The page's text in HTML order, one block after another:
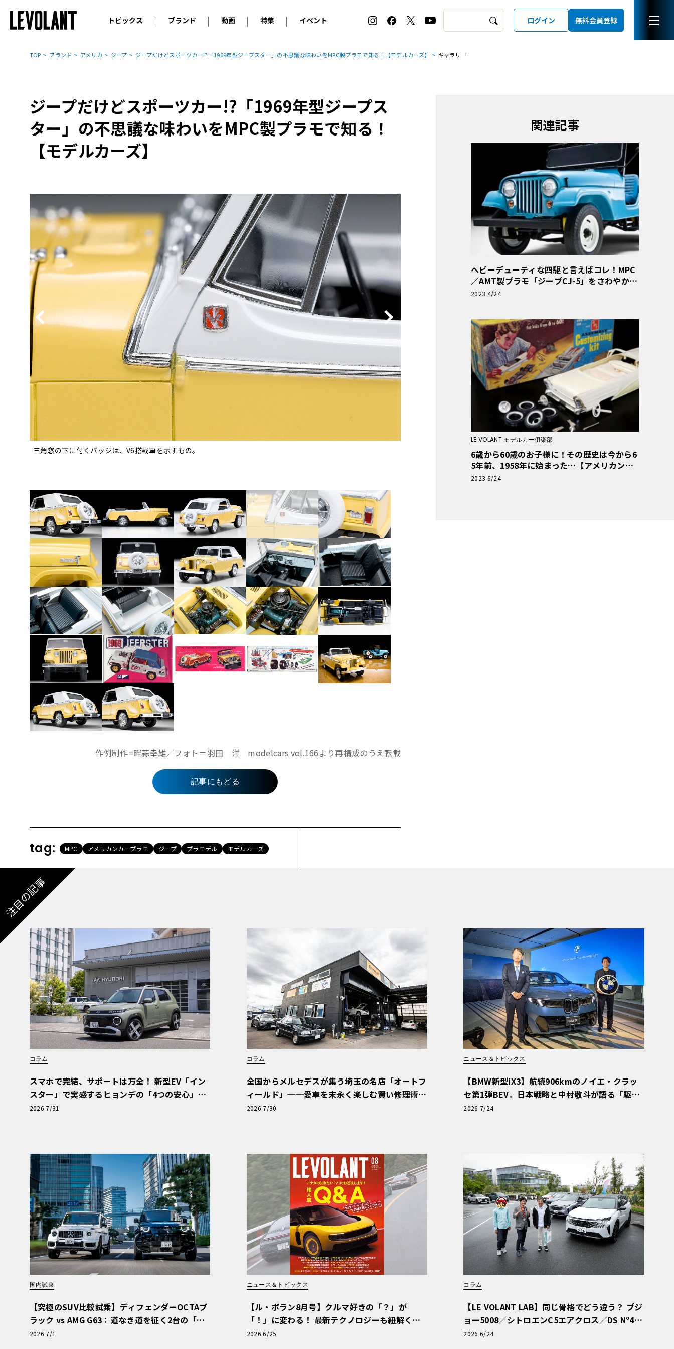
トピックス
ニュース
コラム
ブランド
輸入車 アウディ BMW
アルピナ
プジョー
ルノー
アバルト
フェラーリ
ランボルギーニ
マセラティ
アストン・マーティン
ボルボ
キャデラック
ジープ
テスラ
BYD
その他
国産車 レクサス トヨタ
日産
スバル
マツダ
三菱
ダイハツ
スズキ
光岡
動画
オリジナル動画
特集
2026 サマータイヤ＆ホイール バイヤーズガイド
ホイールカタログ
タイヤ特集
イベント
ル・ボラン カーズ・ミート2026横浜
EV:LIFE KOBE 2025
ル・ボラン カーズ・ミート2025横浜
ログイン 無料会員登録
TOP ブランド アメリカ ジープ ジープだけどスポーツカー!?「1969年型ジープスター」の不思議な味わいをMPC製プラモで知る！【モデルカーズ】 ギャラリー
ジープだけどスポーツカー!?「1969年型ジープス
ター」の不思議な味わいをMPC製プラモで知る！
【モデルカーズ】
三角窓の下に付くバッジは、V6搭載車を示すもの。
作例制作=畔蒜幸雄／フォト＝羽田 洋 modelcars vol.166より再構成のうえ転載
記事にもどる
tag: MPC アメリカンカープラモ ジープ プラモデル モデルカーズ
関連記事
ヘビーデューティな四駆と言えばコレ！MPC
／AMT製プラモ「ジープCJ-5」をさわやかモ
デリング【モデルカーズ】
2023 4/24
LE VOLANT モデルカー俱楽部
6歳から60歳のお子様に！その歴史は今から6
5年前、1958年に始まった…【アメリカンカ
ープラモ・クロニクル】第6回
2023 6/24
注目の記事
コラム
スマホで完結、サポートは万全！ 新型EV「イン
スター」で実感するヒョンデの「4つの安心」
【第1回・ヒョンデ6つの疑問：Why? Hyunda
2026 7/31
コラム
全国からメルセデスが集う埼玉の名店「オートフ
ィールド」──愛車を末永く楽しむ賢い修理術
と、プロがフックス製オイルを選ぶ理由〈PR〉
2026 7/30
ニュース＆トピックス
【BMW新型iX3】航続906kmのノイエ・クラッ
セ第1弾BEV。日本戦略と中村敬斗が語る「駆け
ぬける歓び」
2026 7/24
国内試乗
【究極のSUV比較試乗】ディフェンダーOCTAブ
ラック vs AMG G63：道なき道を征く2台の「対
極的アプローチ」
2026 7/1
ニュース＆トピックス
【ル・ボラン8月号】クルマ好きの「？」が
「！」に変わる！ 最新テクノロジーも紐解く
「輸入車Q&A」
2026 6/25
コラム
【LE VOLANT LAB】同じ骨格でどう違う？ プジ
ョー5008／シトロエンC5エアクロス／DS Nº4
読者一気乗りレポート
2026 6/24